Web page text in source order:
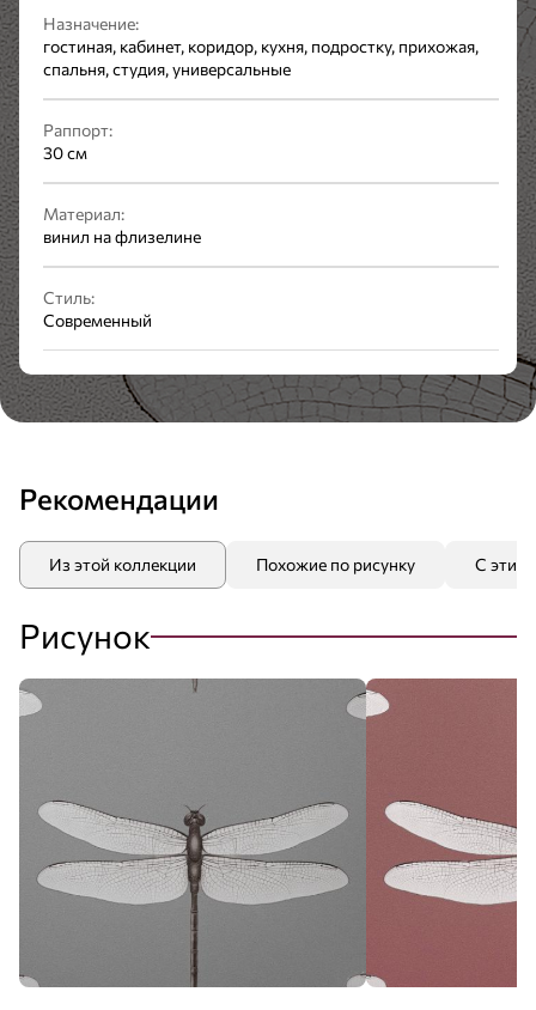
Назначение:
гостиная, кабинет, коридор, кухня, подростку, прихожая,
спальня, студия, универсальные
Раппорт:
30 см
Материал:
винил на флизелине
Стиль:
Современный
Рекомендации
Из этой коллекции Похожие по рисунку С этим
Рисунок